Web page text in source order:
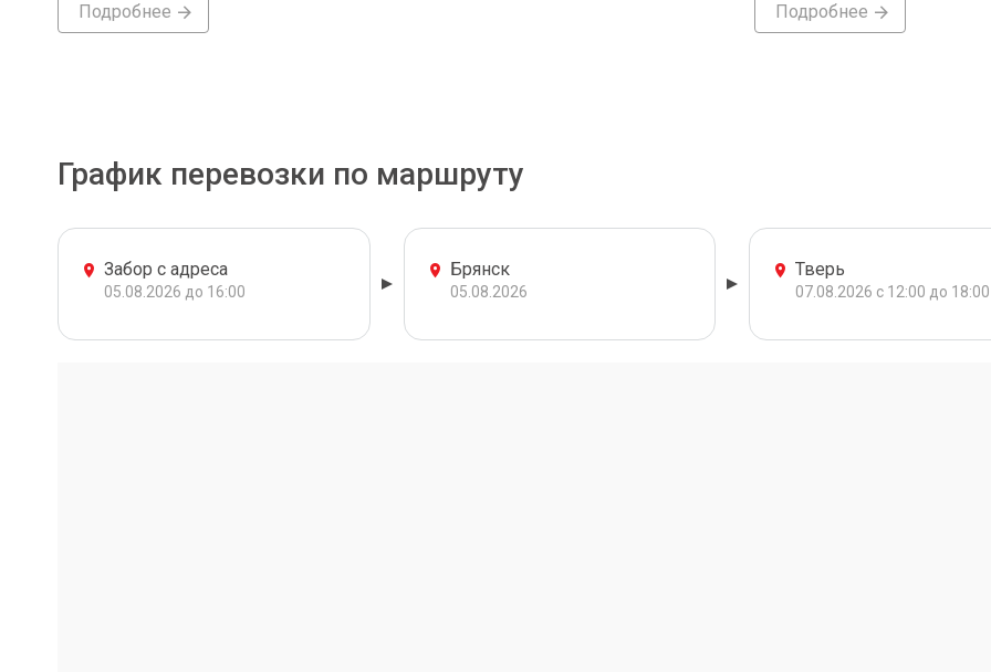
Подробнее Подробнее
График перевозки по маршруту
Забор с адреса
05.08.2026 до 16:00
Брянск
05.08.2026
Тверь
07.08.2026 с 12:00 до 18:00